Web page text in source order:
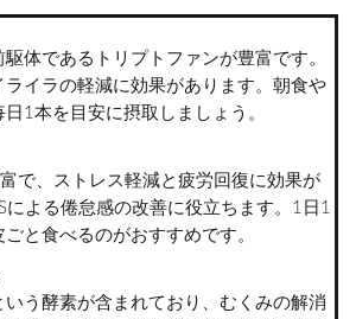
体であるトリプトファンが豊富です。
ライラの軽減に効果があります。朝食や
1本を目安に摂取しましょう。
で、ストレス軽減と疲労回復に効果が
による倦怠感の改善に役立ちます。1日1
と食べるのがおすすめです。
いう酵素が含まれており、むくみの解消